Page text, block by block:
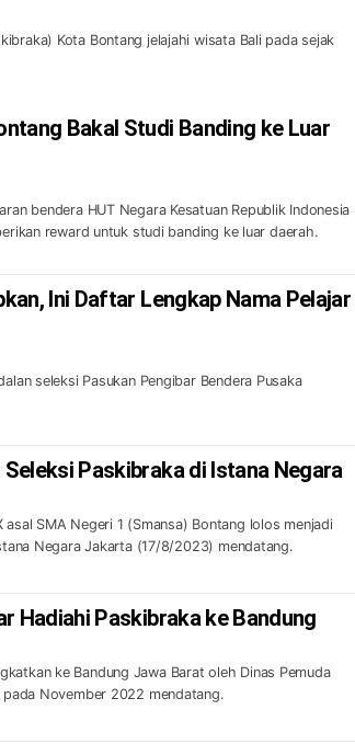
Kota Bontang jelajahi wisata Bali pada sejak
Bakal Studi Banding ke Luar
bendera HUT Negara Kesatuan Republik Indonesia
reward untuk studi banding ke luar daerah.
Ini Daftar Lengkap Nama Pelajar
seleksi Pasukan Pengibar Bendera Pusaka
Paskibraka di Istana Negara
SMA Negeri 1 (Smansa) Bontang lolos menjadi
Negara Jakarta (17/8/2023) mendatang.
Hadiahi Paskibraka ke Bandung
ke Bandung Jawa Barat oleh Dinas Pemuda
November 2022 mendatang.